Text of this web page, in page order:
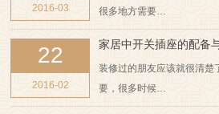
2016-03
很多地方需要…
22
2016-02
家居中开关插座的配备
装修过的朋友应该就很清楚
要，很多时候…